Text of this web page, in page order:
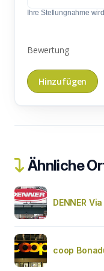
Ihre Stellungnahme
Bewertung
Ähnliche
DENNER
coop